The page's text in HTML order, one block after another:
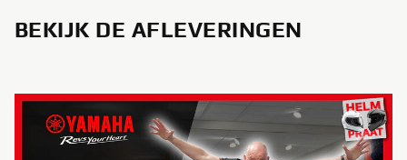
BEKIJK DE AFLEVERINGEN